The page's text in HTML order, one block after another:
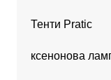
Тенти Pratic
ксенонова